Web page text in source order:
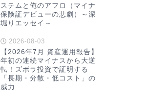
ステムと俺のアフロ（マイナ
保険証デビューの悲劇）～深
堀りエッセイ～
2026-08-03
【2026年7月 資産運用報告】
年初の連続マイナスから大逆
転！ズボラ投資で証明する
「長期・分散・低コスト」の
威力